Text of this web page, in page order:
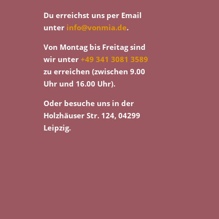
Du erreichst uns per Email
unter info@vonmia.de.
Von Montag bis Freitag sind
wir unter+49 341 3081 3589
zu erreichen (zwischen 9.00
Uhr und 16.00 Uhr).
Oder besuche uns in der
Holzhäuser Str. 124, 04299
Leipzig.